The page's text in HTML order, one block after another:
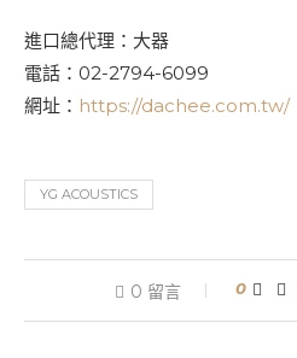
進口總代理：大器
電話：02-2794-6099
網址： https://dachee.com.tw/
YG ACOUSTICS
0 留言 0